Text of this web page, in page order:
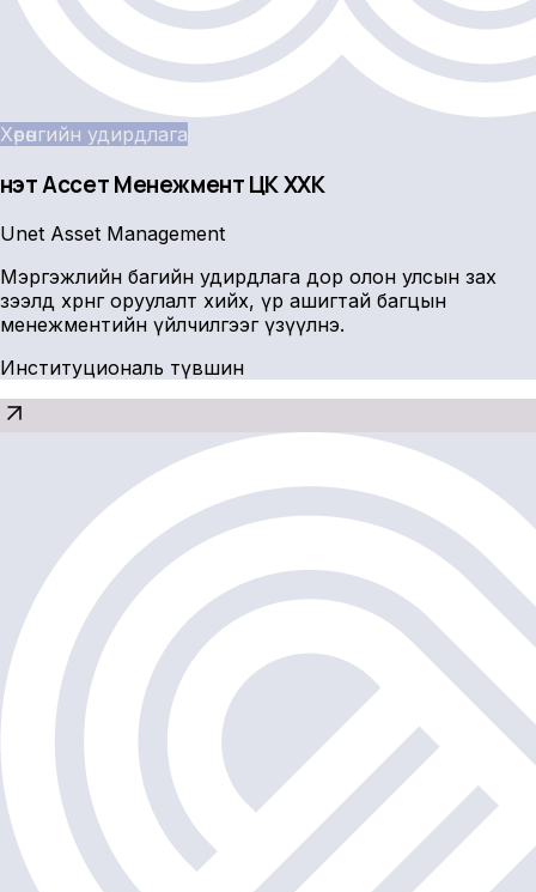
Хөрөнгийн удирдлага
Үнэт Ассет Менежмент ҮЦК ХХК
Unet Asset Management
Мэргэжлийн багийн удирдлага дор олон улсын зах
зээлд хөрөнгө оруулалт хийх, үр ашигтай багцын
менежментийн үйлчилгээг үзүүлнэ.
Институциональ түвшин